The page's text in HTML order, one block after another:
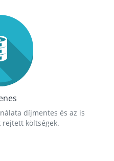
díjmentes és az is
rejtett költségek.